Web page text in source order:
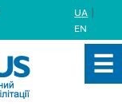
UA |
EN